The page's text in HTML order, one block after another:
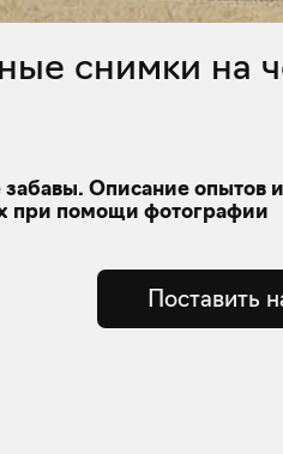
Описание опытов
при помощи фотографии
Поставить